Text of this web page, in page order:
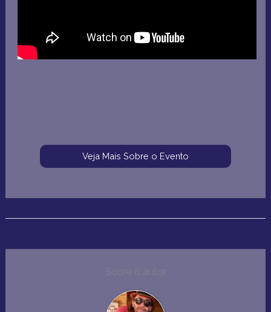
Veja Mais Sobre o Evento